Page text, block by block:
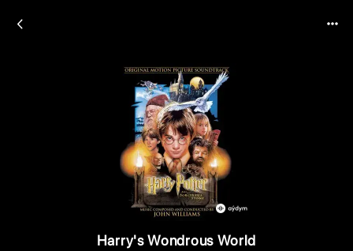
Harry's Wondrous World